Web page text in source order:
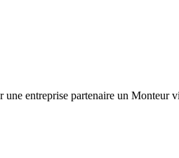
entreprise partenaire un Monteur